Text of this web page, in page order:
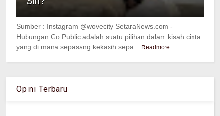
Sumber : Instagram @wovecity SetaraNews.com -
Hubungan Go Public adalah suatu pilihan dalam kisah cinta
yang di mana sepasang kekasih sepa...
Readmore
Opini Terbaru